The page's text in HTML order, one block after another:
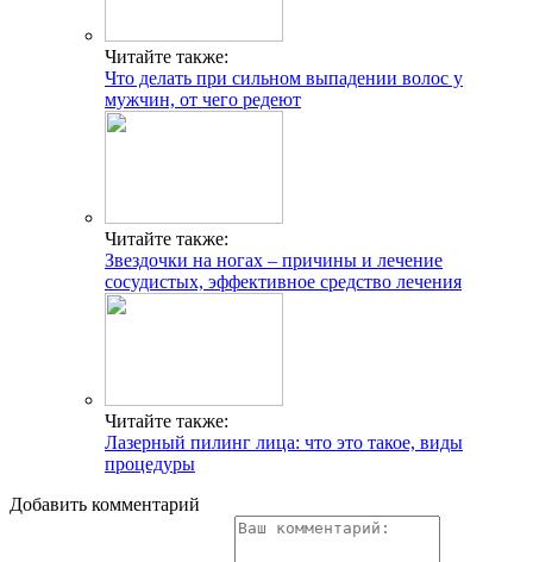
Читайте также:
Что делать при сильном выпадении волос у
мужчин, от чего редеют
Читайте также:
Звездочки на ногах – причины и лечение
сосудистых, эффективное средство лечения
Читайте также:
Лазерный пилинг лица: что это такое, виды
процедуры
Добавить комментарий